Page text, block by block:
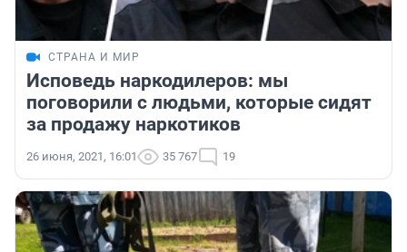
СТРАНА И МИР
Исповедь наркодилеров: мы
поговорили с людьми, которые сидят
за продажу наркотиков
26 июня, 2021, 16:01 35 767 19